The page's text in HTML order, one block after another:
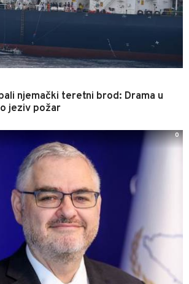
njemački teretni brod: Drama u
jeziv požar
0